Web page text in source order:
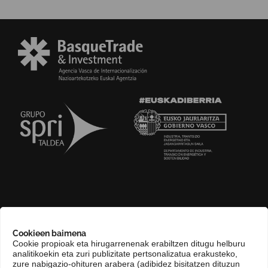
Cookieen baimena
Cookie propioak eta hirugarrenenak erabiltzen ditugu helburu
analitikoekin eta zuri publizitate pertsonalizatua erakusteko,
zure nabigazio-ohituren arabera (adibidez bisitatzen dituzun
COMPLIANCE CHANNEL
HARREMANETARAKO